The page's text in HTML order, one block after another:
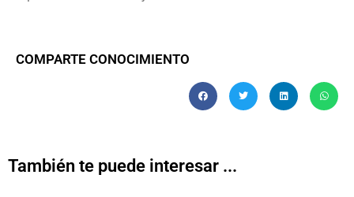
COMPARTE CONOCIMIENTO
También te puede interesar ...